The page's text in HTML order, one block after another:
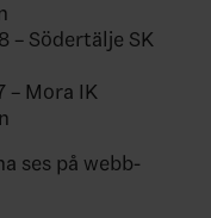
Södertälje SK
Mora IK
ses på webb-